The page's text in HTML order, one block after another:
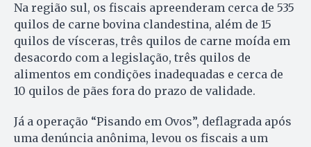
Na região sul, os fiscais apreenderam cerca de 535
quilos de carne bovina clandestina, além de 15
quilos de vísceras, três quilos de carne moída em
desacordo com a legislação, três quilos de
alimentos em condições inadequadas e cerca de
10 quilos de pães fora do prazo de validade.
Já a operação “Pisando em Ovos”, deflagrada após
uma denúncia anônima, levou os fiscais a um